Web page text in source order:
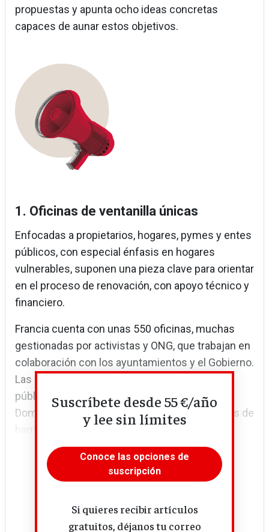
propuestas y apunta ocho ideas concretas
capaces de aunar estos objetivos.
Imagen
1. Oficinas de ventanilla únicas
Enfocadas a propietarios, hogares, pymes y entes
públicos, con especial énfasis en hogares
vulnerables, suponen una pieza clave para orientar
en el proceso de renovación, con apoyo técnico y
financiero.
Francia cuenta con unas 550 oficinas, muchas
gestionadas por activistas y ONG, que trabajan en
colaboración con los ayuntamientos y el Gobierno.
Las hay públicas, privadas y mixtas, así como
público-comunitarias, con proyectos como
Domus, de la fundación Europace, y las oficinas de
barrio, como el caso...
Suscríbete desde 55 €/año
y lee sin límites
Conoce las opciones de
suscripción
Si quieres recibir artículos
gratuitos, déjanos tu correo